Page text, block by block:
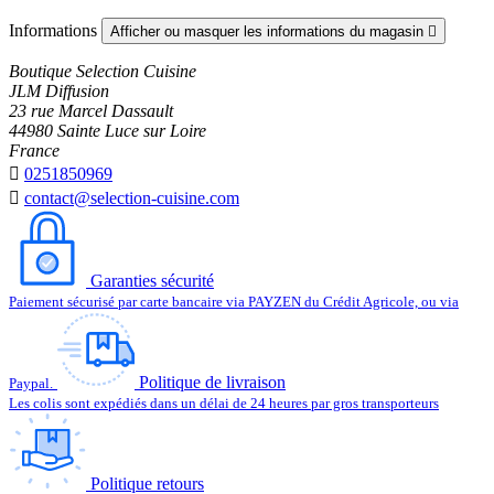
Informations Afficher ou masquer les informations du magasin 
Boutique Selection Cuisine
JLM Diffusion
23 rue Marcel Dassault
44980 Sainte Luce sur Loire
France
 0251850969
 contact@selection-cuisine.com
Garanties sécurité
Paiement sécurisé par carte bancaire via PAYZEN du Crédit Agricole, ou via
Paypal. Politique de livraison
Les colis sont expédiés dans un délai de 24 heures par gros transporteurs
Politique retours